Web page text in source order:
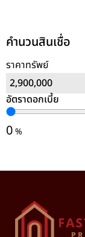
คำนวนสินเชื่อ
ราคาทรัพย์
อัตราดอกเบี้ย
0%